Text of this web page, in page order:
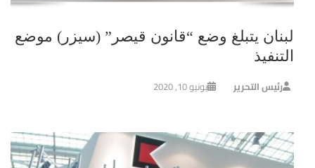
لبنان يتبلغ وضع “قانون قيصر” (سيزر) موضع
التنفيذ
رئيس التحرير يونيو 10, 2020